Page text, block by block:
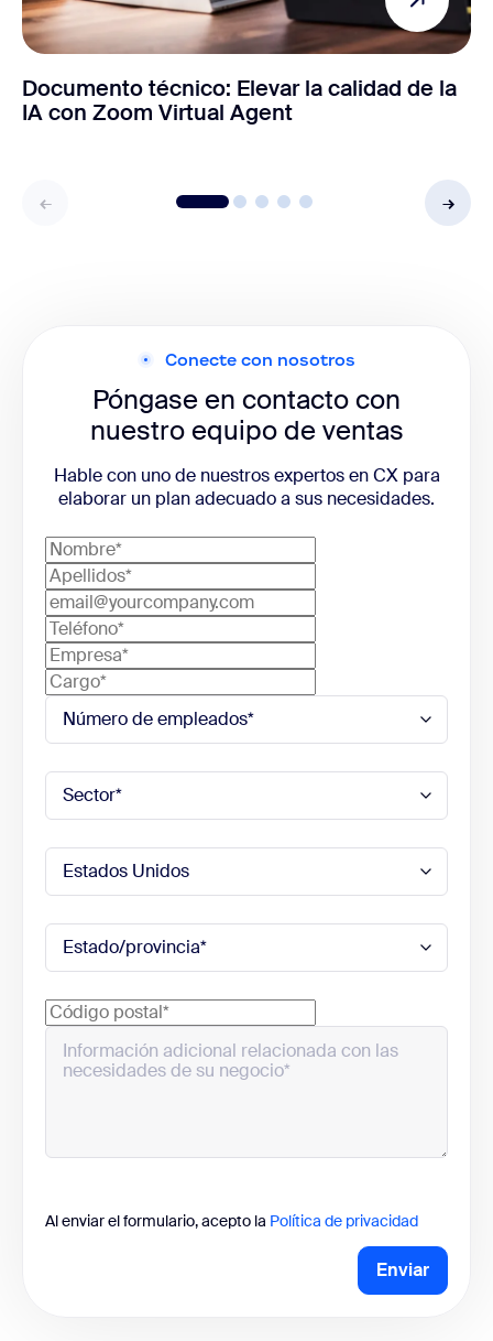
Documento técnico: Elevar la calidad de la
IA con Zoom Virtual Agent
Conecte con nosotros
Póngase en contacto con
nuestro equipo de ventas
Hable con uno de nuestros expertos en CX para
elaborar un plan adecuado a sus necesidades.
Al enviar el formulario, acepto la Política de privacidad
Enviar